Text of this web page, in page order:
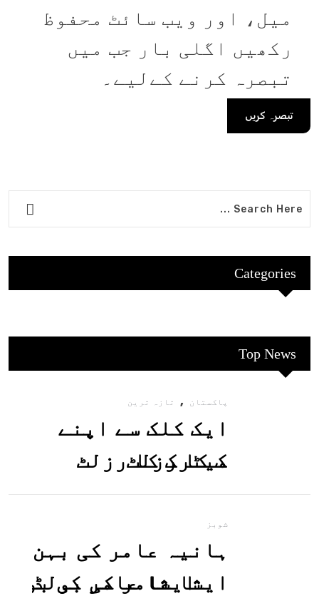
Categories
Top News
پاکستان , تازہ ترین
ایک کلک سے اپنے
میٹرک کا رزلٹ
معلوم کریں
شوبز
ہانیہ عامر کی بہن
ایشا عامر کی بولڈ
میل، اور ویب سائٹ محفوظ
رکھیں اگلی بار جب میں
تبصرہ کرنے کےلیے۔